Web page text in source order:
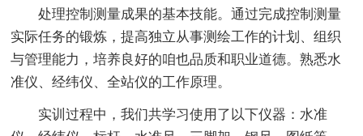
处理控制测量成果的基本技能。通过完成控制测量
实际任务的锻炼，提高独立从事测绘工作的计划、组织
与管理能力，培养良好的咱也品质和职业道德。熟悉水
准仪、经纬仪、全站仪的工作原理。
实训过程中，我们共学习使用了以下仪器：水准